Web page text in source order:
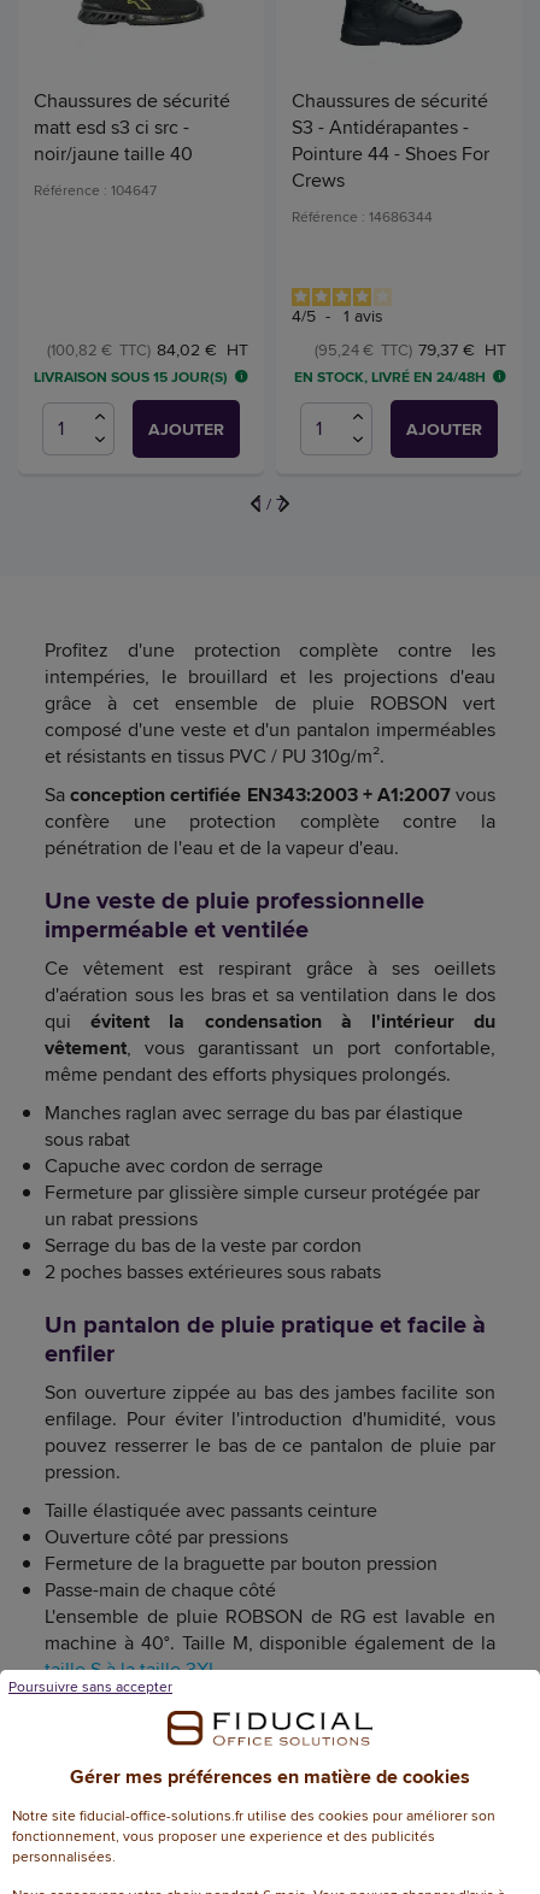
Chaussures de sécurité
matt esd s3 ci src -
noir/jaune taille 40
Référence : 104647
84,02 € HT
(100,82 € TTC)
LIVRAISON SOUS 15 JOUR(S)
AJOUTER
Chaussures de sécurité
S3 - Antidérapantes -
Pointure 44 - Shoes For
Crews
Référence : 14686344
4/5 - 1 avis
79,37 € HT
(95,24 € TTC)
EN STOCK, LIVRÉ EN 24/48H
AJOUTER
1 / 7
Profitez d'une protection complète contre les
intempéries, le brouillard et les projections d'eau
grâce à cet ensemble de pluie ROBSON vert
composé d'une veste et d'un pantalon imperméables
et résistants en tissus PVC / PU 310g/m².
Saconception certifiée EN343:2003 + A1:2007vous
confère une protection complète contre la
pénétration de l'eau et de la vapeur d'eau.
Une veste de pluie professionnelle
imperméable et ventilée
Ce vêtement est respirant grâce à ses oeillets
d'aération sous les bras et sa ventilation dans le dos
quiévitent la condensation à l'intérieur du
vêtement, vous garantissant un port confortable,
même pendant des efforts physiques prolongés.
Manches raglan avec serrage du bas par élastique
sous rabat
Capuche avec cordon de serrage
Fermeture par glissière simple curseur protégée par
un rabat pressions
Serrage du bas de la veste par cordon
2 poches basses extérieures sous rabats
Un pantalon de pluie pratique et facile à
enfiler
Son ouverture zippée au bas des jambes facilite son
enfilage. Pour éviter l'introduction d'humidité, vous
pouvez resserrer le bas de ce pantalon de pluie par
pression.
Taille élastiquée avec passants ceinture
Ouverture côté par pressions
Fermeture de la braguette par bouton pression
Passe-main de chaque côté
L'ensemble de pluie ROBSON de RG est lavable en
machine à 40°. Taille M, disponible également de la
taille S à la taille 3XL.
Origine et pays de distribution
Pays de fabrication : NC
Distribution : France / Belgique / Luxembourg
Gérer mes préférences en matière de cookies
Notre site fiducial-office-solutions.fr utilise des cookies pour améliorer son
fonctionnement, vous proposer une experience et des publicités
personnalisées.
Poursuivre sans accepter